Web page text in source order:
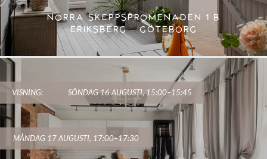
NORRA SKEPPSPROMENADEN 1 B
ERIKSBERG – GÖTEBORG
VISNING: SÖNDAG 16 AUGUSTI, 15:00–15:45
MÅNDAG 17 AUGUSTI, 17:00–17:30